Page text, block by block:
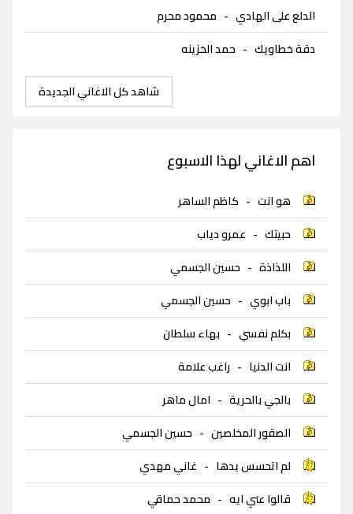
الدلع على الهادي - محمود محرم
دقة خطاويك - حمد الخزينه
شاهد كل الاغاني الجديدة
اهم الاغاني لهذا الاسبوع
هو انت - كاظم الساهر
حبيتك - عمرو دياب
اللذاذة - حسين الجسمي
باب ابوي - حسين الجسمي
بكلم نفسي - بهاء سلطان
انت الدنيا - راغب علامة
بالجي بالحرية - امال ماهر
الصقور المخلصين - حسين الجسمي
لم اتحسس يدها - غاني مهدي
قالوا عني ايه - محمد حماقي